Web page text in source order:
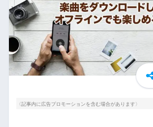
〈記事内に広告プロモーションを含む場合があります〉